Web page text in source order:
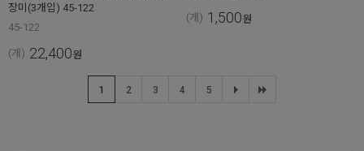
장미(3개입) 45-122
45-122
(개) 22,400원
(개) 1,500원
1 2 3 4 5